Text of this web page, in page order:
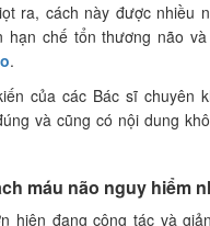
ra, cách này được nhiều
hạn chế tổn thương não và
.
của các Bác sĩ chuyên
và cũng có nội dung
máu não nguy hiểm
hiện đang công tác và